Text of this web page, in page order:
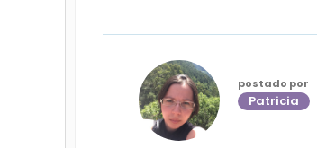
postado por
Patricia